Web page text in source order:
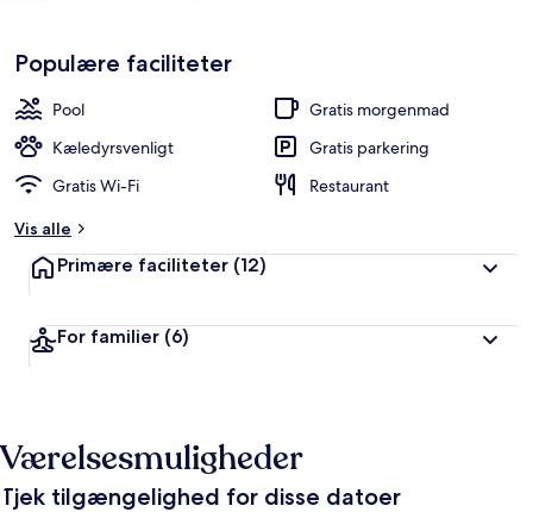
Populære faciliteter
Pool
Gratis morgenmad
Kæledyrsvenligt
Gratis parkering
Gratis Wi-Fi
Restaurant
Vis alle
Primære faciliteter (12)
For familier (6)
Værelsesmuligheder
Tjek tilgængelighed for disse datoer